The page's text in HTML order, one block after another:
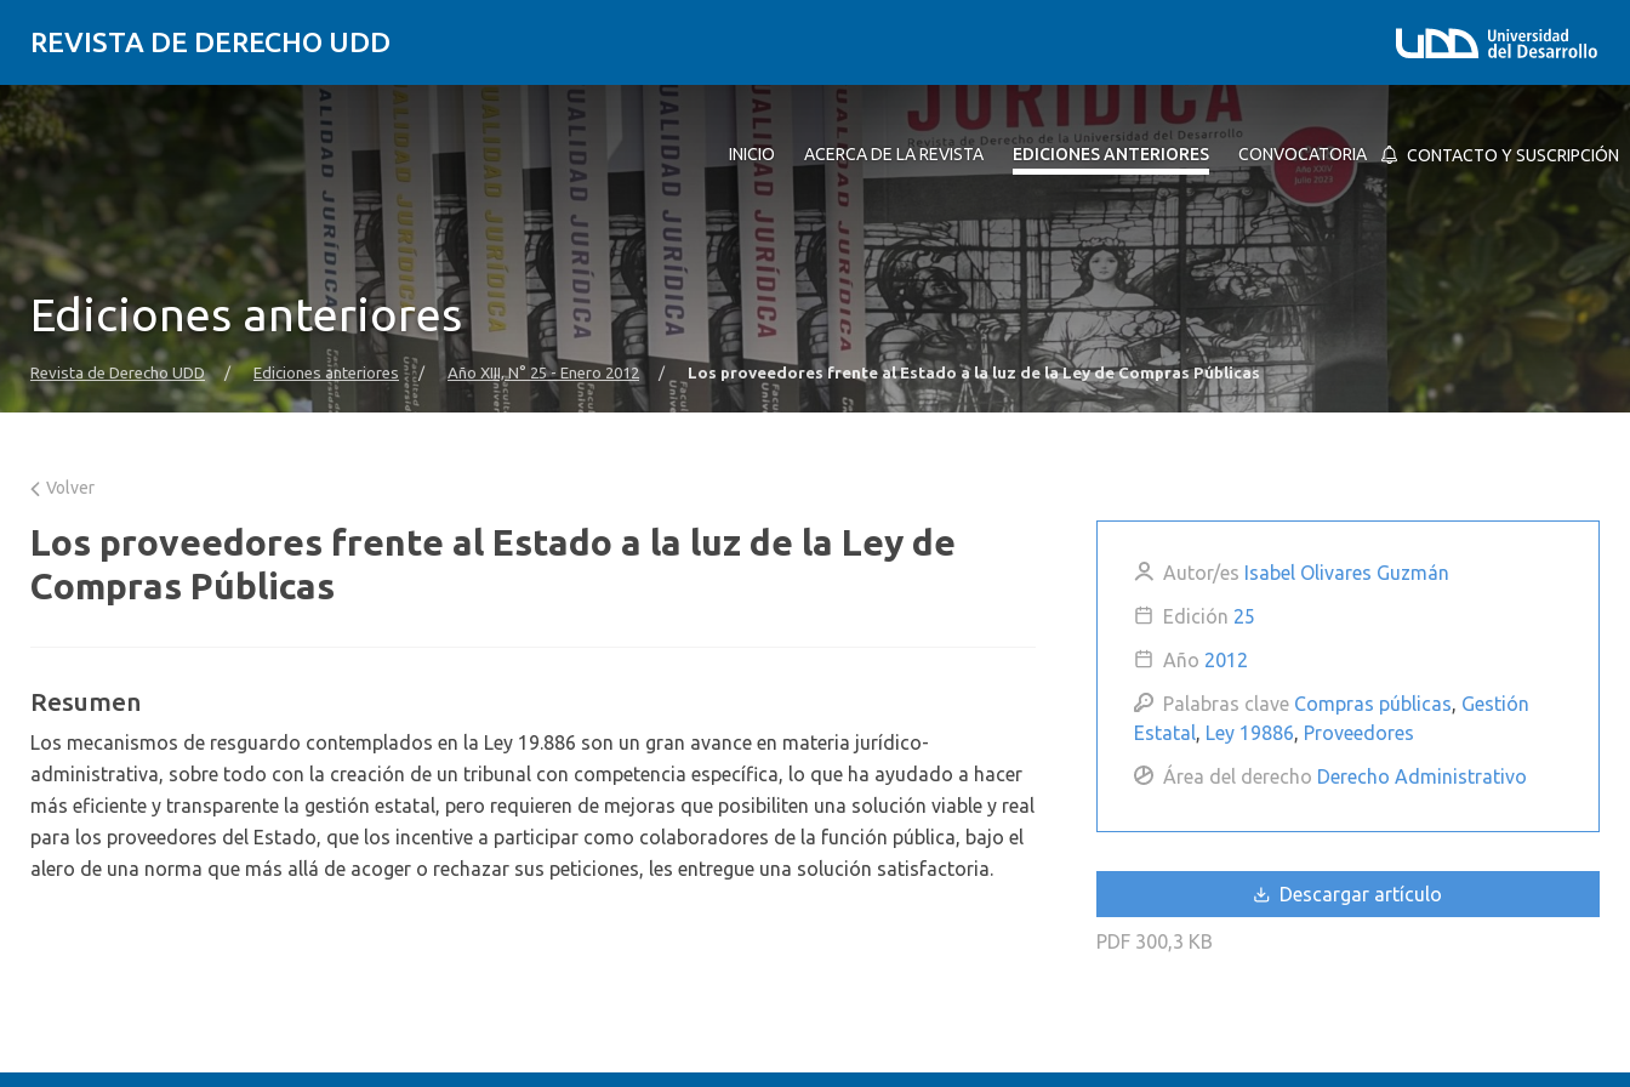
REVISTA DE DERECHO UDD
INICIO ACERCA DE LA REVISTA EDICIONES ANTERIORES CONVOCATORIA CONTACTO Y SUSCRIPCIÓN
Ediciones anteriores
Revista de Derecho UDD / Ediciones anteriores / Año XIII, N° 25 - Enero 2012 / Los proveedores frente al Estado a la luz de la Ley de Compras Públicas
Volver
Los proveedores frente al Estado a la luz de la Ley de
Compras Públicas
Resumen
Los mecanismos de resguardo contemplados en la Ley 19.886 son un gran avance en materia jurídico-
administrativa, sobre todo con la creación de un tribunal con competencia específica, lo que ha ayudado a hacer
más eficiente y transparente la gestión estatal, pero requieren de mejoras que posibiliten una solución viable y real
para los proveedores del Estado, que los incentive a participar como colaboradores de la función pública, bajo el
alero de una norma que más allá de acoger o rechazar sus peticiones, les entregue una solución satisfactoria.
Autor/es Isabel Olivares Guzmán
Edición 25
Año 2012
Palabras clave Compras públicas Gestión
Estatal
Ley 19886 Proveedores
Área del derecho Derecho Administrativo
Descargar artículo
PDF 300,3 KB